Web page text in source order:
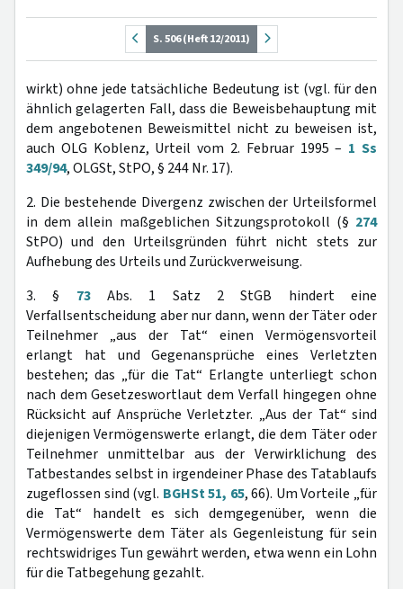
S. 506 (Heft 12/2011)
wirkt) ohne jede tatsächliche Bedeutung ist (vgl. für den
ähnlich gelagerten Fall, dass die Beweisbehauptung mit
dem angebotenen Beweismittel nicht zu beweisen ist,
auch OLG Koblenz, Urteil vom 2. Februar 1995 – 1 Ss
349/94, OLGSt, StPO, § 244 Nr. 17).
2. Die bestehende Divergenz zwischen der Urteilsformel
in dem allein maßgeblichen Sitzungsprotokoll (§ 274
StPO) und den Urteilsgründen führt nicht stets zur
Aufhebung des Urteils und Zurückverweisung.
3. § 73Abs. 1 Satz 2 StGB hindert eine
Verfallsentscheidung aber nur dann, wenn der Täter oder
Teilnehmer „aus der Tat“ einen Vermögensvorteil
erlangt hat und Gegenansprüche eines Verletzten
bestehen; das „für die Tat“ Erlangte unterliegt schon
nach dem Gesetzeswortlaut dem Verfall hingegen ohne
Rücksicht auf Ansprüche Verletzter. „Aus der Tat“ sind
diejenigen Vermögenswerte erlangt, die dem Täter oder
Teilnehmer unmittelbar aus der Verwirklichung des
Tatbestandes selbst in irgendeiner Phase des Tatablaufs
zugeflossen sind (vgl. BGHSt 51, 65, 66). Um Vorteile „für
die Tat“ handelt es sich demgegenüber, wenn die
Vermögenswerte dem Täter als Gegenleistung für sein
rechtswidriges Tun gewährt werden, etwa wenn ein Lohn
für die Tatbegehung gezahlt.